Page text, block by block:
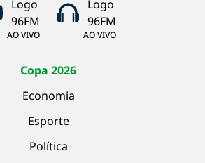
AO VIVO AO VIVO
Copa 2026
Economia
Esporte
Política